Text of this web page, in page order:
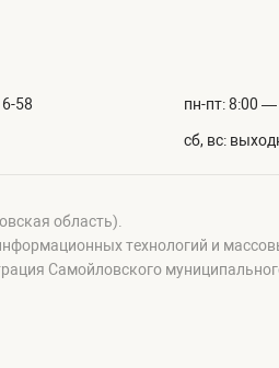
58 пн-пт: 8:00 —
сб, вс:
область).
технологий и
Самойловского